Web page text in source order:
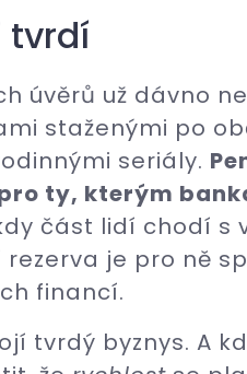
tvrdí
úvěrů už dávno
staženými po
seriály.
ty, kterým
část lidí chodí s
je pro ně
financí.
tvrdý byznys. A